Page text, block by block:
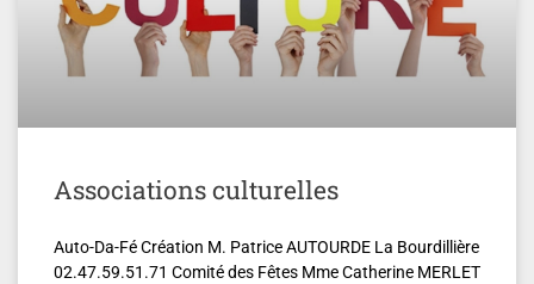
Associations culturelles
Auto-Da-Fé Création M. Patrice AUTOURDE La Bourdillière
02.47.59.51.71 Comité des Fêtes Mme Catherine MERLET